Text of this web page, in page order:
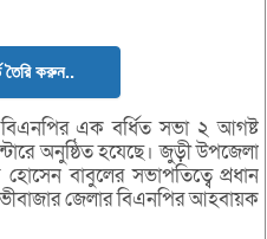
তৈরি করুন..
এক বর্ধিত সভা ২ আগষ্ট
অনুষ্ঠিত হযেছে। জুড়ী উপজেলা
বাবুলের সভাপতিত্বে প্রধান
জেলার বিএনপির আহবায়ক